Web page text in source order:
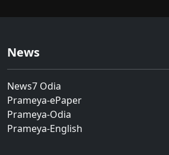
News
News7 Odia
Prameya-ePaper
Prameya-Odia
Prameya-English